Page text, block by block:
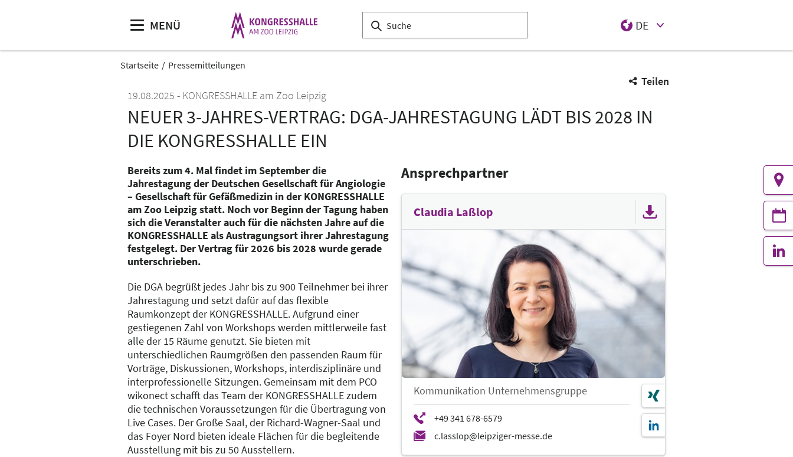
MENÜ
DE
Startseite Pressemitteilungen
Teilen
19.08.2025
KONGRESSHALLE am Zoo Leipzig
NEUER 3-JAHRES-VERTRAG: DGA-JAHRESTAGUNG LÄDT BIS 2028 IN
DIE KONGRESSHALLE EIN
Bereits zum 4. Mal findet im September die
Jahrestagung der Deutschen Gesellschaft für Angiologie
– Gesellschaft für Gefäßmedizin in der KONGRESSHALLE
am Zoo Leipzig statt. Noch vor Beginn der Tagung haben
sich die Veranstalter auch für die nächsten Jahre auf die
KONGRESSHALLE als Austragungsort ihrer Jahrestagung
festgelegt. Der Vertrag für 2026 bis 2028 wurde gerade
unterschrieben.
Die DGA begrüßt jedes Jahr bis zu 900 Teilnehmer bei ihrer
Jahrestagung und setzt dafür auf das flexible
Raumkonzept der KONGRESSHALLE. Aufgrund einer
gestiegenen Zahl von Workshops werden mittlerweile fast
alle der 15 Räume genutzt. Sie bieten mit
unterschiedlichen Raumgrößen den passenden Raum für
Vorträge, Diskussionen, Workshops, interdisziplinäre und
interprofessionelle Sitzungen. Gemeinsam mit dem PCO
wikonect schafft das Team der KONGRESSHALLE zudem
die technischen Voraussetzungen für die Übertragung von
Live Cases. Der Große Saal, der Richard-Wagner-Saal und
das Foyer Nord bieten ideale Flächen für die begleitende
Ausstellung mit bis zu 50 Ausstellern.
Ansprechpartner
Claudia Laßlop
Kommunikation Unternehmensgruppe